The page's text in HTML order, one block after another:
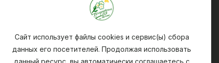
Сайт использует файлы cookies и сервис(ы) сбора
данных его посетителей. Продолжая использовать
данный ресурс, вы автоматически соглашаетесь с